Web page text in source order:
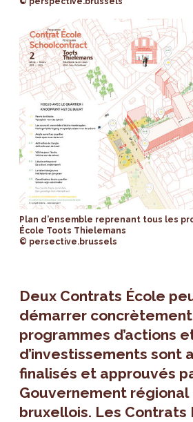
Plan d’ensemble reprenant tous les
École Toots Thielemans
© persective.brussels
Deux Contrats École
démarrer
programmes d’actions
d’investissements sont
finalisés et approuvés
Gouvernement régional
bruxellois. Les Contrats